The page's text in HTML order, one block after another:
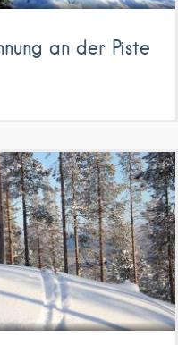
an der Piste